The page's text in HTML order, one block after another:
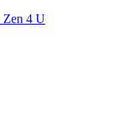
Zen 4 U